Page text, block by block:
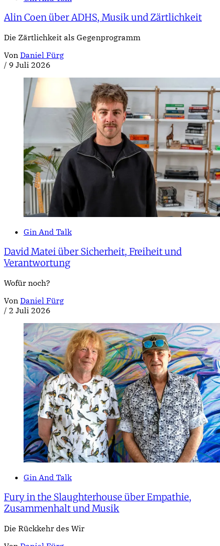
Alin Coen über ADHS, Musik und Zärtlichkeit
Die Zärtlichkeit als Gegenprogramm
Von Daniel Fürg
/ 9 Juli 2026
Gin And Talk
David Matei über Sicherheit, Freiheit und
Verantwortung
Wofür noch?
Von Daniel Fürg
/ 2 Juli 2026
Gin And Talk
Fury in the Slaughterhouse über Empathie,
Zusammenhalt und Musik
Die Rückkehr des Wir